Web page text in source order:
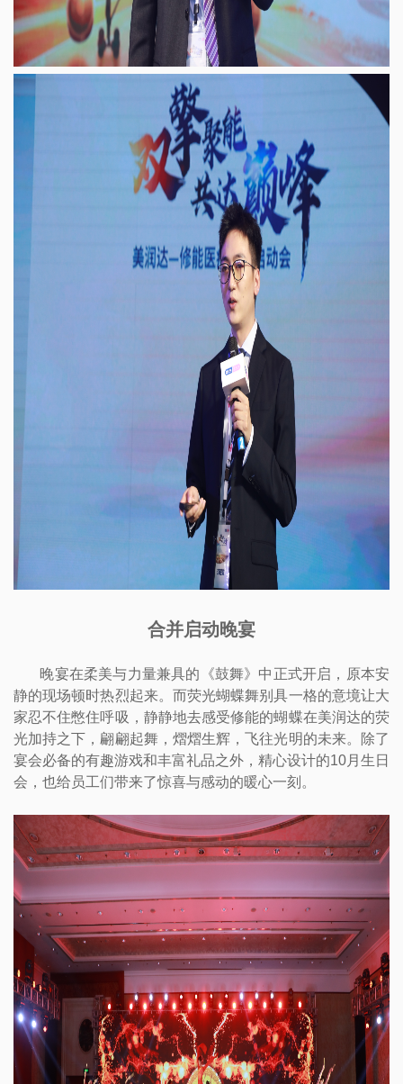
合并启动晚宴
晚宴在柔美与力量兼具的《鼓舞》中正式开启，原本安
静的现场顿时热烈起来。而荧光蝴蝶舞别具一格的意境让大
家忍不住憋住呼吸，静静地去感受修能的蝴蝶在美润达的荧
光加持之下，翩翩起舞，熠熠生辉，飞往光明的未来。除了
宴会必备的有趣游戏和丰富礼品之外，精心设计的10月生日
会，也给员工们带来了惊喜与感动的暖心一刻。